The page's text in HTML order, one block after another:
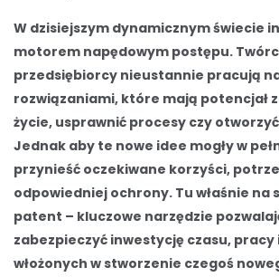
W dzisiejszym dynamicznym świecie
motorem napędowym postępu.
przedsiębiorcy nieustannie pracują
rozwiązaniami, które mają potencjał
życie, usprawnić procesy czy
Jednak aby te nowe idee mogły w
przynieść oczekiwane korzyści,
odpowiedniej ochrony. Tu właśnie na
patent – kluczowe narzędzie
zabezpieczyć inwestycję czasu, pracy
włożonych w stworzenie czegoś